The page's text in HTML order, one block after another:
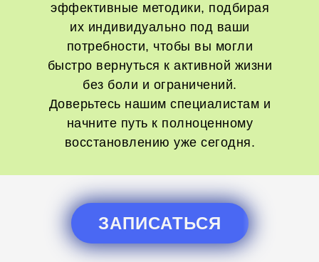
эффективные методики, подбирая
их индивидуально под ваши
потребности, чтобы вы могли
быстро вернуться к активной жизни
без боли и ограничений.
Доверьтесь нашим специалистам и
начните путь к полноценному
восстановлению уже сегодня.
ЗАПИСАТЬСЯ